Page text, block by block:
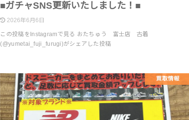
■ガチャSNS更新いたしました！■
2026年6月6日
この投稿をInstagramで見る おたちゅう 富士店 古着
(@yumetai_fuji_furugi)がシェアした投稿
買取情報